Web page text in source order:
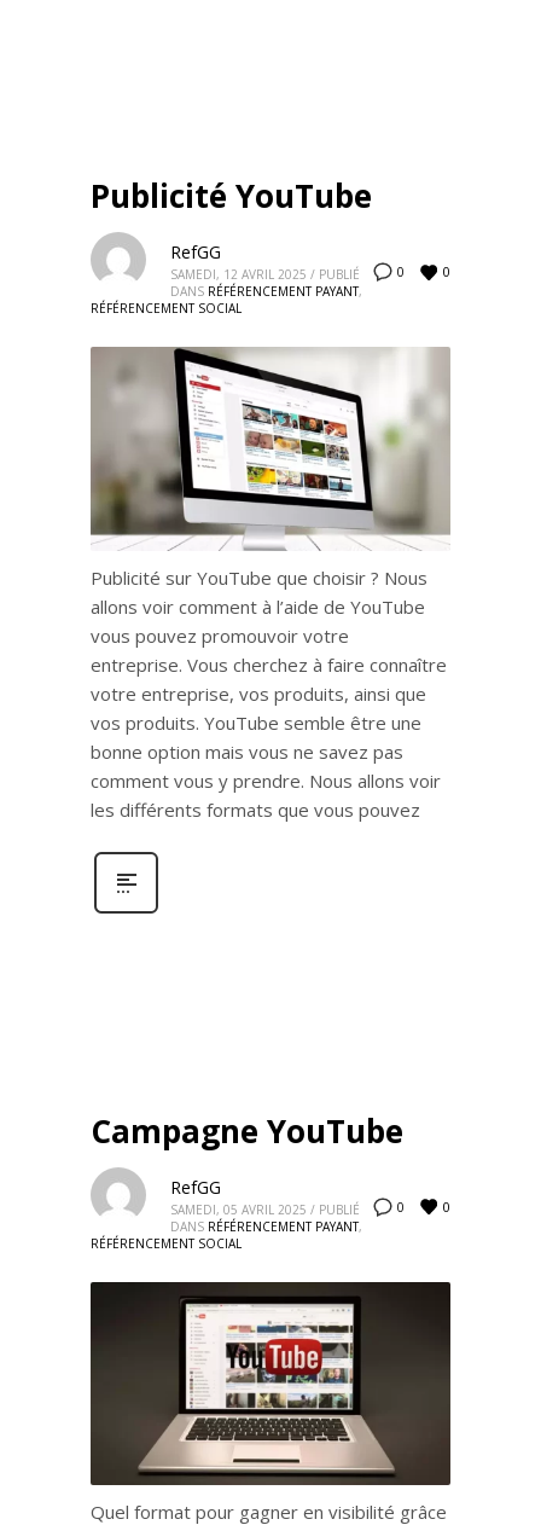
Publicité YouTube
0 0
RefGG
SAMEDI, 12 AVRIL 2025 / PUBLIÉ
DANS RÉFÉRENCEMENT PAYANT,
RÉFÉRENCEMENT SOCIAL
Publicité sur YouTube que choisir ? Nous
allons voir comment à l’aide de YouTube
vous pouvez promouvoir votre
entreprise. Vous cherchez à faire connaître
votre entreprise, vos produits, ainsi que
vos produits. YouTube semble être une
bonne option mais vous ne savez pas
comment vous y prendre. Nous allons voir
les différents formats que vous pouvez
Campagne YouTube
0 0
RefGG
SAMEDI, 05 AVRIL 2025 / PUBLIÉ
DANS RÉFÉRENCEMENT PAYANT,
RÉFÉRENCEMENT SOCIAL
Quel format pour gagner en visibilité grâce